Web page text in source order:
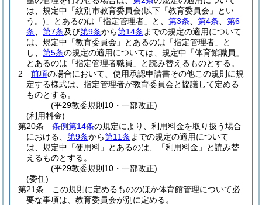
は、規定中「紋別市教育委員会(以下「教育委員会」とい
う。) 」とあるのは「指定管理者」と、 第3条 第4条
第6
条
第7条及び第9条から第14条 までの規定の適用について
は、規定中「教育委員会」とあるのは「指定管理者」と
し、 第5条の規定の適用については、規定中「体育館職員」
とあるのは「指定管理者職員」と読み替えるものとする。
2
前項の場合において、使用承認申請書その他この規則に規
定する様式は、指定管理者が教育委員会と協議して定める
ものとする。
(平29教委規則10・一部改正)
(利用料金)
第20条
条例第14条の規定により、利用料金を取り扱う場合
における、 第9条から第11条 までの規定の適用について
は、規定中「使用料」とあるのは、「利用料金」と読み替
えるものとする。
(平29教委規則10・一部改正)
(委任)
第21条
この規則に定めるもののほか体育館管理について必
要な事項は、教育委員会が別に定める。